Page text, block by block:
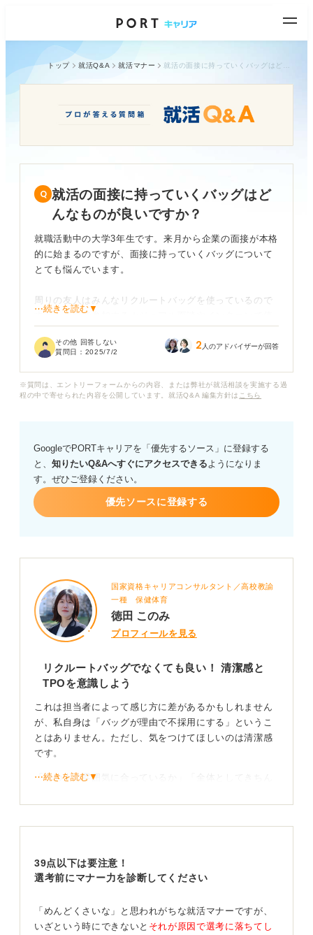
トップ 就活Q&A 就活マナー
就活の面接に持っていくバッグはど
んなものが良いですか？
就職活動中の大学3年生です。来月から企業の面接が本格
的に始まるのですが、面接に持っていくバッグについて
とても悩んでいます。
周りの友人はみんなリクルートバッグを使っているので
すが、私服で参加するカジュアル面談やインターンで使
しょうか？
のですが、面接官の方にどう思われるか不安です。
ついて、ぜひアドバイスをお願いします。
⋯続きを読む▼
その他 回答しない
質問日： 2025/7/2 2 人のアドバイザーが回答
※質問は、エントリーフォームからの内容、または弊社が就活相談を実施する過
程の中で寄せられた内容を公開しています。就活Q&A 編集方針は こちら
GoogleでPORTキャリアを「優先するソース」に登録する
と、 知りたいQ&Aへすぐにアクセスできるようになりま
す。ぜひご登録ください。
優先ソースに登録する
国家資格キャリアコンサルタント／高校教諭
一種 保健体育
徳田 このみ
プロフィールを見る
リクルートバッグでなくても良い！ 清潔感と
TPOを意識しよう
これは担当者によって感じ方に差があるかもしれません
が、私自身は「バッグが理由で不採用にする」というこ
とはありません。ただし、気をつけてほしいのは清潔感
です。
「その人の雰囲気に合っているか」「全体としてきちん
す。
和感を感じることもあります。ただ、それが理由で落と
すことはまずありません。
るようなバッグでも、特に問題はありません。
⋯続きを読む▼
39点以下は要注意！
選考前にマナー力を診断してください
「めんどくさいな」と思われがちな就活マナーですが、
いざという時にできないと それが原因で選考に落ちてし